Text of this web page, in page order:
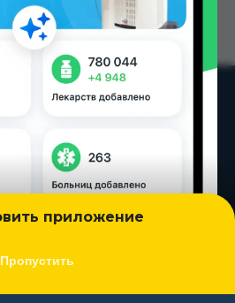
приложение
Пропустить